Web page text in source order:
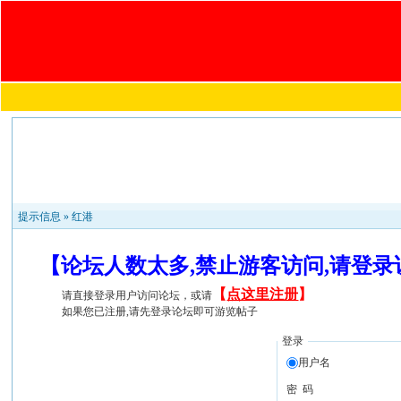
提示信息 »红港
【论坛人数太多,禁止游客访问,请登
请直接登录用户访问论坛，或请 【 点这里注册】
如果您已注册,请先登录论坛即可游览帖子
登录
用户名
密 码